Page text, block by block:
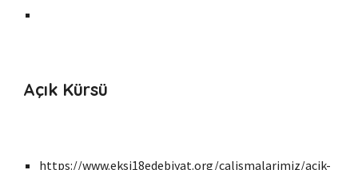
Açık Kürsü
https://www.eksi18edebiyat.org/calismalarimiz/acik-